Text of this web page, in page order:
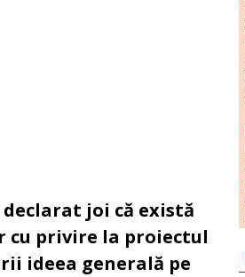
joi că există
privire la proiectul
ideea generală pe